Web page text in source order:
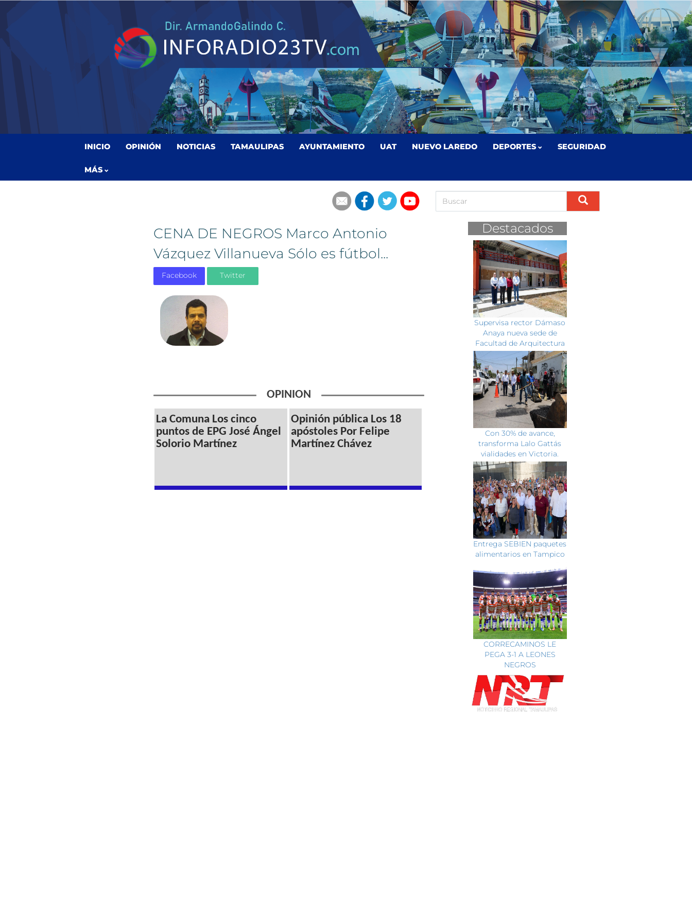
INICIO OPINIÓN NOTICIAS TAMAULIPAS AYUNTAMIENTO UAT NUEVO LAREDO DEPORTES SEGURIDAD
MÁS
CENA DE NEGROS Marco Antonio
Vázquez Villanueva Sólo es fútbol...
Facebook Twitter
OPINION
La Comuna Los cinco
puntos de EPG José Ángel
Solorio Martínez
Opinión pública Los 18
apóstoles Por Felipe
Martínez Chávez
Destacados
Supervisa rector Dámaso
Anaya nueva sede de
Facultad de Arquitectura
Con 30% de avance,
transforma Lalo Gattás
vialidades en Victoria.
Entrega SEBIEN paquetes
alimentarios en Tampico
CORRECAMINOS LE
PEGA 3-1 A LEONES
NEGROS